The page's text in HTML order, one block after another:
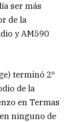
ser más
de la
y AM590
terminó 2º
de la
en Termas
ninguno de